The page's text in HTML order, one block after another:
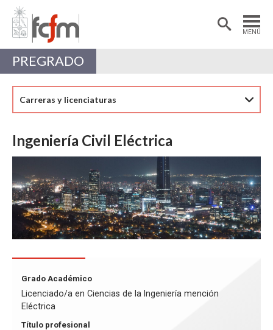
MENÚ
Estudiantes
Académicas/os
PREGRADO
Carreras y licenciaturas
Ingeniería Civil Eléctrica
Grado Académico
Licenciado/a en Ciencias de la Ingeniería mención
Eléctrica
Título profesional